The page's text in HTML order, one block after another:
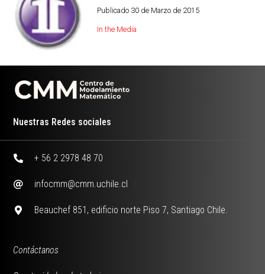
Publicado 30 de Marzo de 2015
In the Media
Nuestras Redes sociales
+ 56 2 2978 48 70
infocmm@cmm.uchile.cl
Beauchef 851, edificio norte Piso 7, Santiago Chile.
Contáctanos